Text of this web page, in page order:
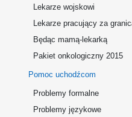
Lekarze wojskowi
Lekarze pracujący za
Będąc mamą-lekarką
Pakiet onkologiczny 2015
Pomoc uchodźcom
Problemy formalne
Problemy językowe